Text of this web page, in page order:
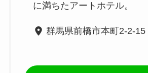
に満ちたアートホテル。
群馬県前橋市本町2-2-15